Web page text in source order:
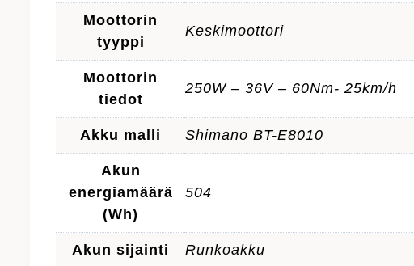
Moottorin
tyyppi
Keskimoottori
Moottorin
tiedot
250W – 36V – 60Nm- 25km/h
Akku malli Shimano BT-E8010
Akun
energiamäärä
(Wh)
504
Akun sijainti Runkoakku